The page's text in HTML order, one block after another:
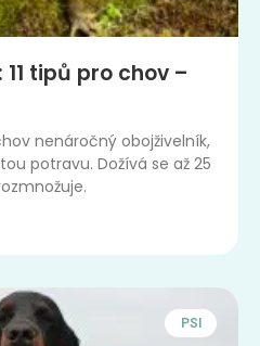
tipů pro chov –
nenáročný obojživelník,
potravu. Dožívá se až 25
PSI